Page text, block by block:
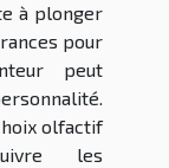
à plonger
pour
peut
olfactif
les